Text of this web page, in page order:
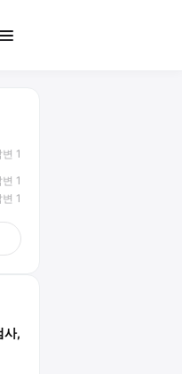
변 1
변 1
변 1
사,